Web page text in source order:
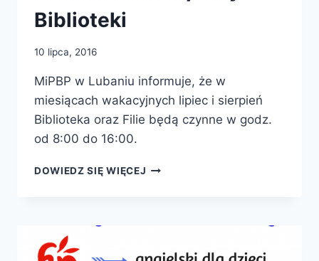
Biblioteki
10 lipca, 2016
MiPBP w Lubaniu informuje, że w
miesiącach wakacyjnych lipiec i sierpień
Biblioteka oraz Filie będą czynne w godz.
od 8:00 do 16:00.
DOWIEDZ SIĘ WIĘCEJ ZMIANA